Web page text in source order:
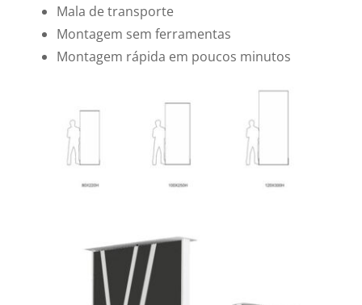
Mala de transporte
Montagem sem ferramentas
Montagem rápida em poucos minutos